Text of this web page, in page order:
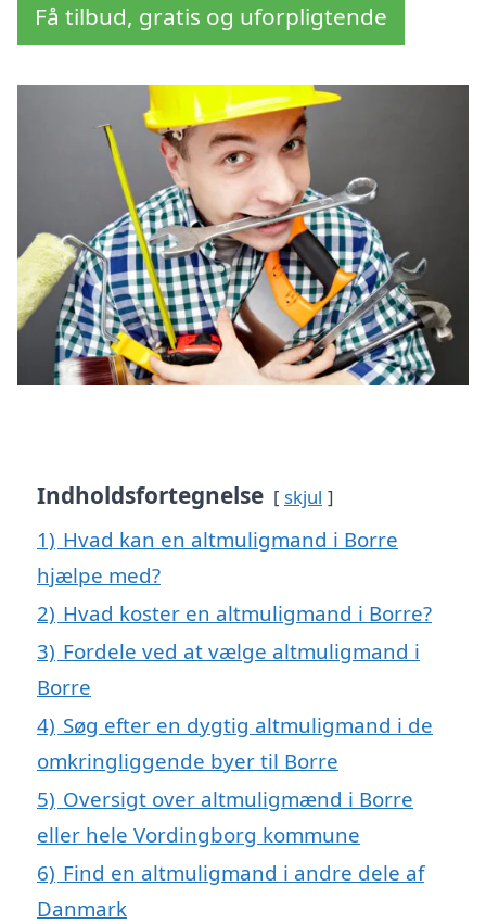
Få tilbud, gratis og uforpligtende
Indholdsfortegnelse skjul
1) Hvad kan en altmuligmand i Borre
hjælpe med?
2) Hvad koster en altmuligmand i Borre?
3) Fordele ved at vælge altmuligmand i
Borre
4) Søg efter en dygtig altmuligmand i de
omkringliggende byer til Borre
5) Oversigt over altmuligmænd i Borre
eller hele Vordingborg kommune
6) Find en altmuligmand i andre dele af
Danmark